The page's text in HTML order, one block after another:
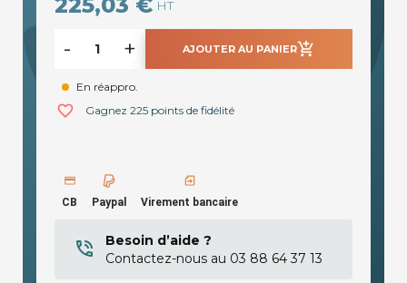
HT
- + AJOUTER AU PANIERadd_shopping_cart
En réappro.
favorite_border Gagnez 225 points de fidélité
CB Paypal Virement bancaire
Besoin d’aide ?
Contactez-nous au 03 88 64 37 13